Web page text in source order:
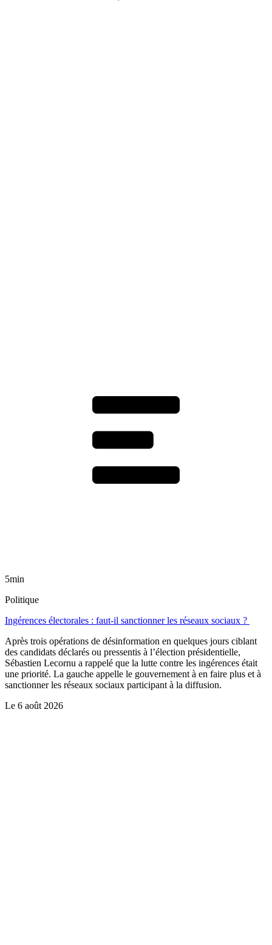
5min
Politique
Ingérences électorales : faut-il sanctionner les réseaux sociaux ?
Après trois opérations de désinformation en quelques jours ciblant
des candidats déclarés ou pressentis à l’élection présidentielle,
Sébastien Lecornu a rappelé que la lutte contre les ingérences était
une priorité. La gauche appelle le gouvernement à en faire plus et à
sanctionner les réseaux sociaux participant à la diffusion.
Le 6 août 2026